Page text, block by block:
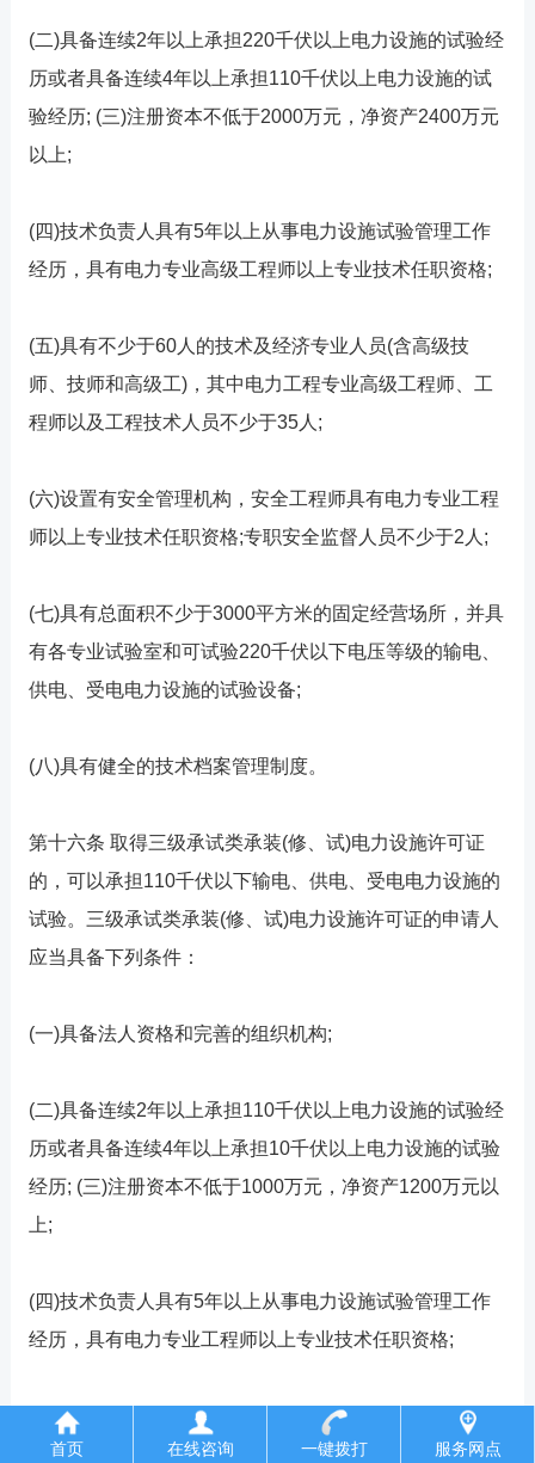
首页 在线咨询 一键拨打 服务网点
(二)具备连续2年以上承担220千伏以上电力设施的试验经
历或者具备连续4年以上承担110千伏以上电力设施的试
验经历; (三)注册资本不低于2000万元，净资产2400万元
以上;
(四)技术负责人具有5年以上从事电力设施试验管理工作
经历，具有电力专业高级工程师以上专业技术任职资格;
(五)具有不少于60人的技术及经济专业人员(含高级技
师、技师和高级工)，其中电力工程专业高级工程师、工
程师以及工程技术人员不少于35人;
(六)设置有安全管理机构，安全工程师具有电力专业工程
师以上专业技术任职资格;专职安全监督人员不少于2人;
(七)具有总面积不少于3000平方米的固定经营场所，并具
有各专业试验室和可试验220千伏以下电压等级的输电、
供电、受电电力设施的试验设备;
(八)具有健全的技术档案管理制度。
第十六条 取得三级承试类承装(修、试)电力设施许可证
的，可以承担110千伏以下输电、供电、受电电力设施的
试验。三级承试类承装(修、试)电力设施许可证的申请人
应当具备下列条件：
(一)具备法人资格和完善的组织机构;
(二)具备连续2年以上承担110千伏以上电力设施的试验经
历或者具备连续4年以上承担10千伏以上电力设施的试验
经历; (三)注册资本不低于1000万元，净资产1200万元以
上;
(四)技术负责人具有5年以上从事电力设施试验管理工作
经历，具有电力专业工程师以上专业技术任职资格;
(五)具有不少于40人的技术及经济专业人员(含高级技
师、技师和高级工)，其中电力工程专业高级工程师、工